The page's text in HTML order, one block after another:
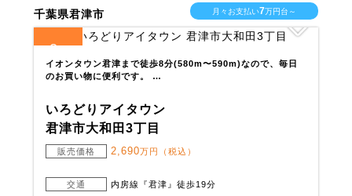
千葉県君津市 月々お支払い7万円台～
2
イオンタウン君津まで徒歩8分(580m〜590m)なので、毎日
のお買い物に便利です。 …
いろどりアイタウン
君津市大和田3丁目
販売価格 2,690万円（税込）
交通 内房線『君津』徒歩19分